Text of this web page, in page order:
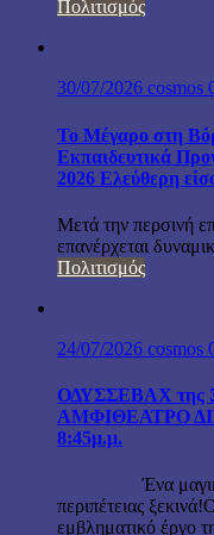
Πολιτισμός
30/07/2026 cosmos
Το Μέγαρο στη
Εκπαιδευτικά
2026 Ελεύθερη
Μετά την περσινή
επανέρχεται
Πολιτισμός
24/07/2026 cosmos
ΟΔΥΣΣΕΒΑΧ της
ΑΜΦΙΘΕΑΤΡΟ
8:45μ.μ.
Ένα μαγικό
περιπέτειας
εμβληματικό έργο